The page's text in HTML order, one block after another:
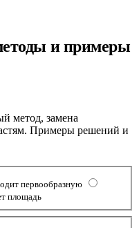
и примеры
метод, замена
Примеры решений и
первообразную
площадь